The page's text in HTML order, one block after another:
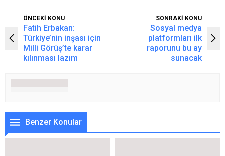
ÖNCEKİ KONU
Fatih Erbakan:
Türkiye’nin inşası için
Milli Görüş’te karar
kılınması lazım
SONRAKİ KONU
Sosyal medya
platformları ilk
raporunu bu ay
sunacak
Benzer Konular